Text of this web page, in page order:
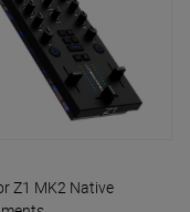
Z1 MK2 Native